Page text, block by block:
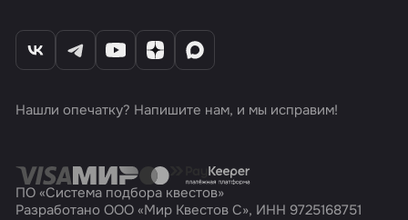
Нашли опечатку? Напишите нам, и мы исправим!
ПО «Система подбора квестов»
Разработано ООО «Мир Квестов С», ИНН 9725168751